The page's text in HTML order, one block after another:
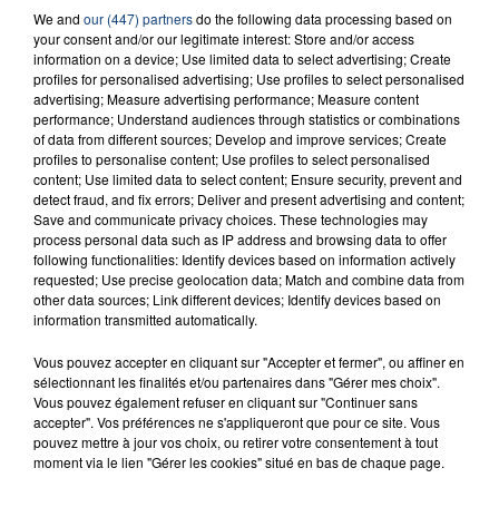
23 juillet 2026
INCENDIE MORTEL À LENS : UNE FEMME ET
SON BÉBÉ ENTRE LA VIE ET LA...
Un homme s'est immolé par le feu après avoir
aspergé sa compagne et leur bébé de trois mois
d'un liquide inflammable.
20 juillet 2026
UNE ADOLESCENTE DEVANT SE FAIRE
La famille a porté plainte contre la clinique qui a
reconnu sa responsabilité et présenté ses
excuses.
TITRES DIFFUSÉS
We and our (447) partnersdo the following data processing based on
your consent and/or our legitimate interest: Store and/or access
information on a device; Use limited data to select advertising; Create
profiles for personalised advertising; Use profiles to select personalised
advertising; Measure advertising performance; Measure content
performance; Understand audiences through statistics or combinations
of data from different sources; Develop and improve services; Create
profiles to personalise content; Use profiles to select personalised
content; Use limited data to select content; Ensure security, prevent and
detect fraud, and fix errors; Deliver and present advertising and content;
Save and communicate privacy choices. These technologies may
process personal data such as IP address and browsing data to offer
following functionalities: Identify devices based on information actively
requested; Use precise geolocation data; Match and combine data from
other data sources; Link different devices; Identify devices based on
information transmitted automatically.
Vous pouvez accepter en cliquant sur "Accepter et fermer", ou affiner en
sélectionnant les finalités et/ou partenaires dans "Gérer mes choix".
Vous pouvez également refuser en cliquant sur "Continuer sans
accepter". Vos préférences ne s'appliqueront que pour ce site. Vous
pouvez mettre à jour vos choix, ou retirer votre consentement à tout
moment via le lien "Gérer les cookies" situé en bas de chaque page.